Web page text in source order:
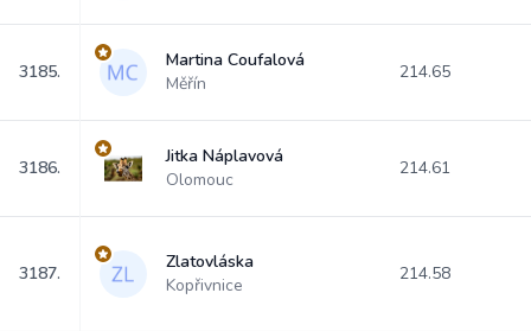
3185.
Martina Coufalová
Měřín
214.65
3186.
Jitka Náplavová
Olomouc
214.61
3187.
Zlatovláska
Kopřivnice
214.58